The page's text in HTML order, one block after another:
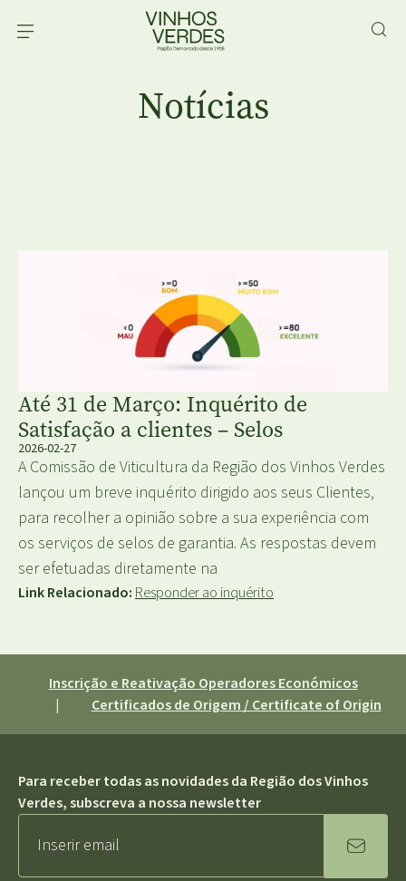
Notícias
Até 31 de Março: Inquérito de
Satisfação a clientes – Selos
2026-02-27
A Comissão de Viticultura da Região dos Vinhos Verdes
lançou um breve inquérito dirigido aos seus Clientes,
para recolher a opinião sobre a sua experiência com
os serviços de selos de garantia. As respostas devem
ser efetuadas diretamente na
Link Relacionado: Responder ao inquérito
Inscrição e Reativação Operadores Económicos
|
Certificados de Origem / Certificate of Origin
Para receber todas as novidades da Região dos Vinhos
Verdes, subscreva a nossa newsletter